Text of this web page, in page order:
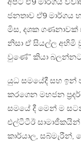
අපිට ඒ9 මාර්ගය
ජනතාව ඒ9 මාර්ගය
මිස, දශක ගණනාවක්
නිසා ඒ සියල්ල අහිමි
වුණේ” කියා
යුධ සමයේදී සහ ඉන්
කරගෙන මහජන
සමයේ දී මෙන් ම
එල්ටීටීඊ
කාර්යාල,